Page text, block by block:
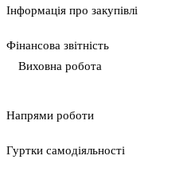
Інформація про закупівлі
Фінансова звітність
Виховна робота
Напрями роботи
Гуртки самодіяльності